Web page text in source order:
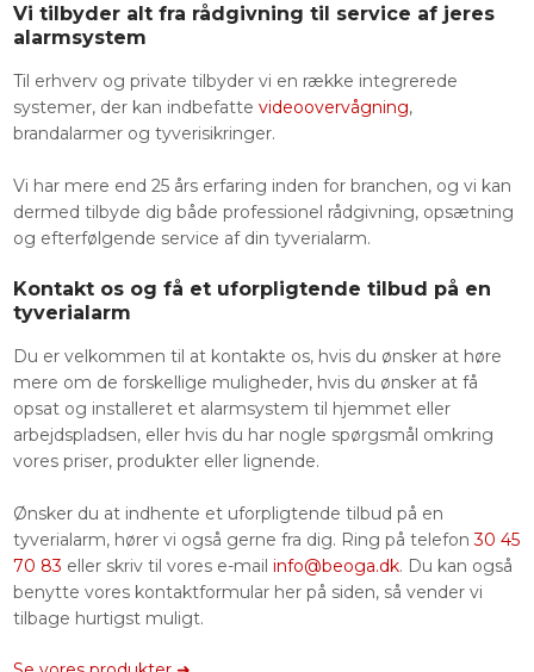
Vi tilbyder alt fra rådgivning til service af jeres
alarmsystem
​Til erhverv og private tilbyder vi en række integrerede
systemer, der kan indbefatte videoovervågning,
brandalarmer og tyverisikringer.
Vi har mere end 25 års erfaring inden for branchen, og vi kan
dermed tilbyde dig både professionel rådgivning, opsætning
og efterfølgende service af din tyverialarm.
Kontakt os og få et uforpligtende tilbud på en
tyverialarm
Du er velkommen til at kontakte os, hvis du ønsker at høre
mere om de forskellige muligheder, hvis du ønsker at få
opsat og installeret et alarmsystem til hjemmet eller
arbejdspladsen, eller hvis du har nogle spørgsmål omkring
vores priser, produkter eller lignende.
Ønsker du at indhente et uforpligtende tilbud på en
tyverialarm, hører vi også gerne fra dig. Ring på telefon30 45
70 83 eller skriv til vores e-mail info@beoga.dk. Du kan også
benytte vores kontaktformular her på siden, så vender vi
tilbage hurtigst muligt.​